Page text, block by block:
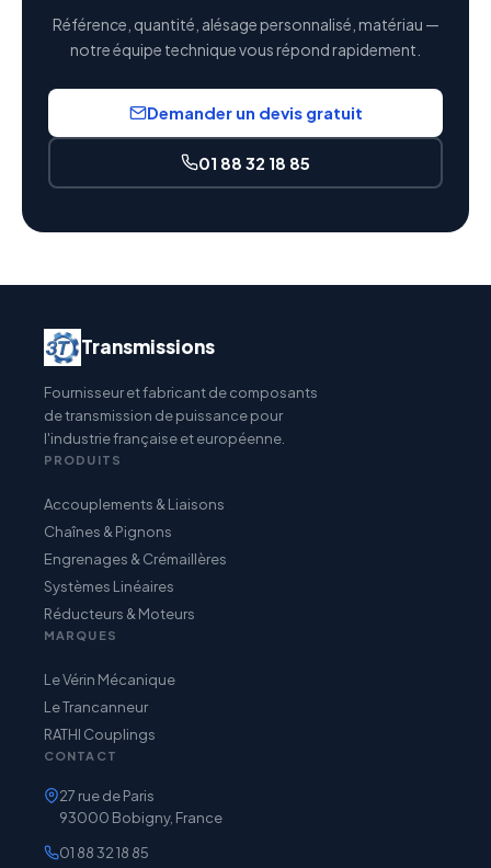
Référence, quantité, alésage personnalisé, matériau —
notre équipe technique vous répond rapidement.
Demander un devis gratuit
01 88 32 18 85
Transmissions
Fournisseur et fabricant de composants
de transmission de puissance pour
l'industrie française et européenne.
PRODUITS
Accouplements & Liaisons
Chaînes & Pignons
Engrenages & Crémaillères
Systèmes Linéaires
Réducteurs & Moteurs
MARQUES
Le Vérin Mécanique
Le Trancanneur
RATHI Couplings
CONTACT
27 rue de Paris
93000 Bobigny, France
01 88 32 18 85